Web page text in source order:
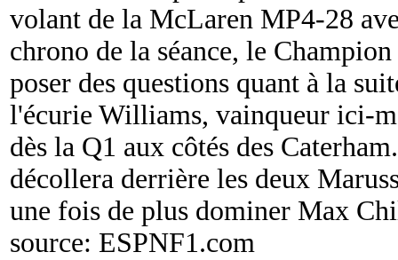
volant de la McLaren MP4-28
chrono de la séance, le
poser des questions quant à la
l'écurie Williams, vainqueur ici-
dès la Q1 aux côtés des
décollera derrière les deux
une fois de plus dominer Max
source: ESPNF1.com